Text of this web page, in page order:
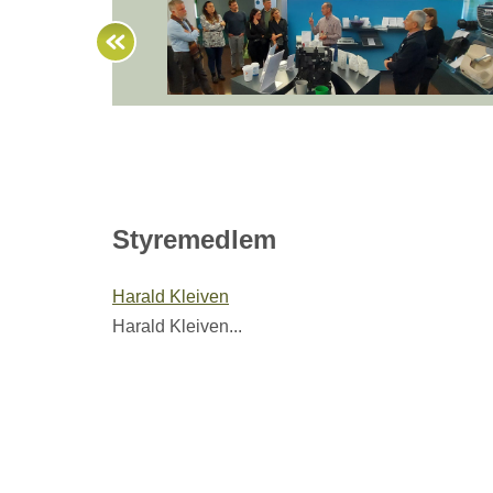
Styremedlem
Harald Kleiven
Harald Kleiven...